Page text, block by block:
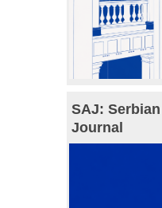
SAJ:
Journal